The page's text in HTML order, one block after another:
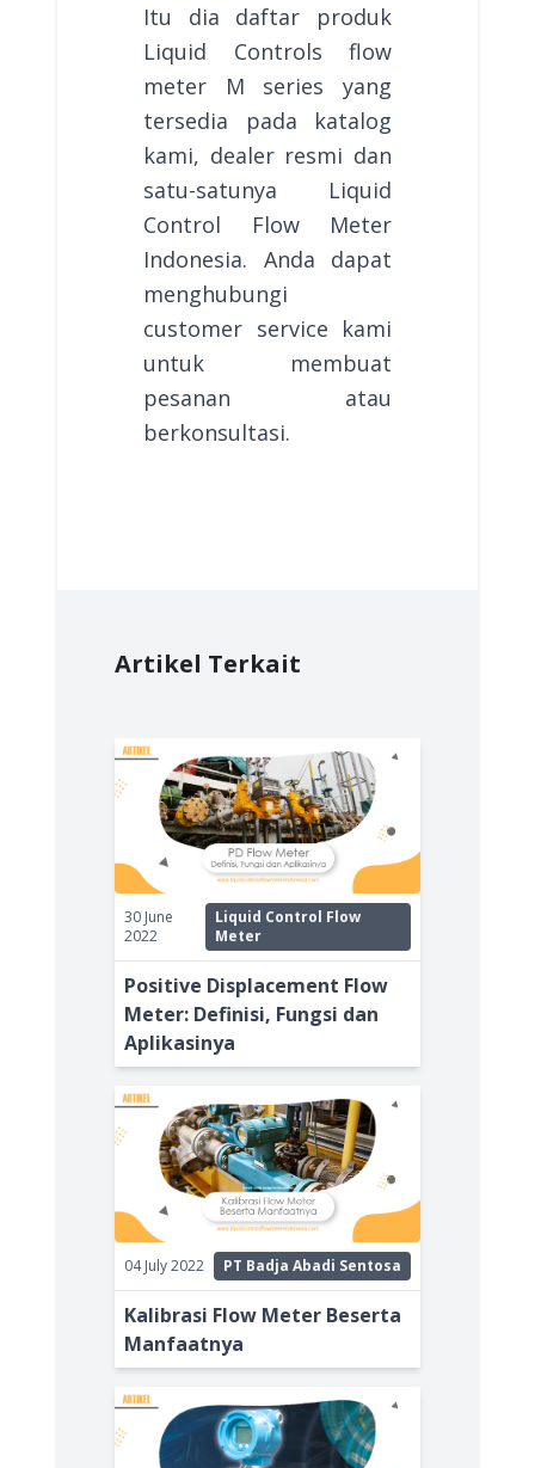
Itu dia daftar produk
Liquid Controls flow
meter M series yang
tersedia pada katalog
kami, dealer resmi dan
satu-satunya Liquid
Control Flow Meter
Indonesia. Anda dapat
menghubungi
customer service kami
untuk membuat
pesanan atau
berkonsultasi.
Artikel Terkait
30 June
2022
Liquid Control Flow
Meter
Positive Displacement Flow
Meter: Definisi, Fungsi dan
Aplikasinya
04 July 2022 PT Badja Abadi Sentosa
Kalibrasi Flow Meter Beserta
Manfaatnya